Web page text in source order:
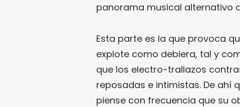
panorama musical alternativo
Esta parte es la que provoca
explote como debiera, tal y
que los electro-trallazos
reposadas e intimistas. De ahí
piense con frecuencia que su